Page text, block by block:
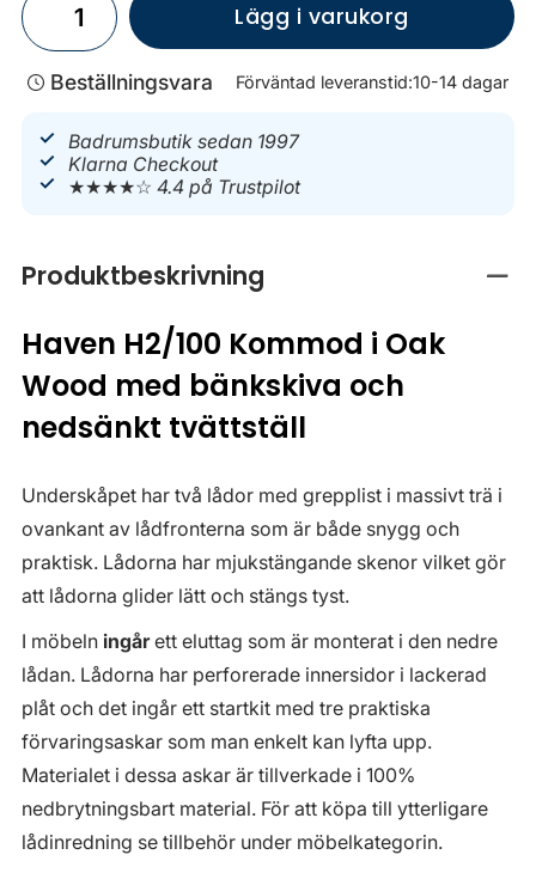
Lägg i varukorg
Beställningsvara Förväntad leveranstid:10-14 dagar
Badrumsbutik sedan 1997
Klarna Checkout
★★★★☆4.4 på Trustpilot
Produktbeskrivning
Haven H2/100 Kommod i Oak
Wood med bänkskiva och
nedsänkt tvättställ
Underskåpet har två lådor med grepplist i massivt trä i
ovankant av lådfronterna som är både snygg och
praktisk. Lådorna har mjukstängande skenor vilket gör
att lådorna glider lätt och stängs tyst.
I möbeln ingårett eluttag som är monterat i den nedre
lådan. Lådorna har perforerade innersidor i lackerad
plåt och det ingår ett startkit med tre praktiska
förvaringsaskar som man enkelt kan lyfta upp.
Materialet i dessa askar är tillverkade i 100%
nedbrytningsbart material. För att köpa till ytterligare
lådinredning se tillbehör under möbelkategorin.